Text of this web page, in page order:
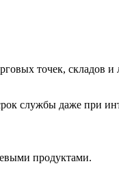
точек, складов и
службы даже при
продуктами.